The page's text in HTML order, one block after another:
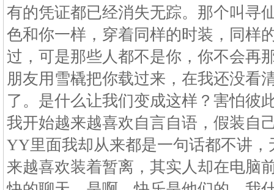
有的凭证都已经消失无踪。那个叫寻
色和你一样，穿着同样的时装，同样
过，可是那些人都不是你，你不会再
朋友用雪橇把你载过来，在我还没看
了。是什么让我们变成这样？害怕彼
我开始越来越喜欢自言自语，假装自
YY里面我却从来都是一句话都不讲
来越喜欢装着暂离，其实人却在电脑